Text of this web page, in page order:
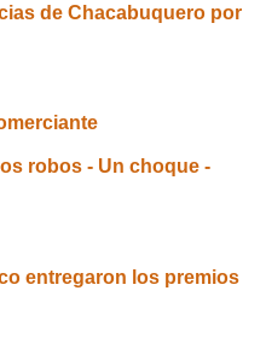
de Chacabuquero por
robos - Un choque -
entregaron los premios